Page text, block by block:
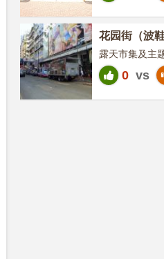
花园街（波鞋
露天市集及主
0 vs